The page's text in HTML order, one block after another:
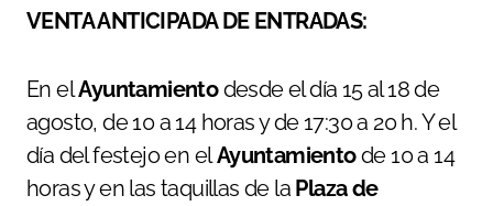
VENTA ANTICIPADA DE ENTRADAS:
En elAyuntamientodesde el día 15 al 18 de
agosto, de 10 a 14 horas y de 17:30 a 20 h. Y el
día del festejo en elAyuntamientode 10 a 14
horas y en las taquillas de la Plaza de